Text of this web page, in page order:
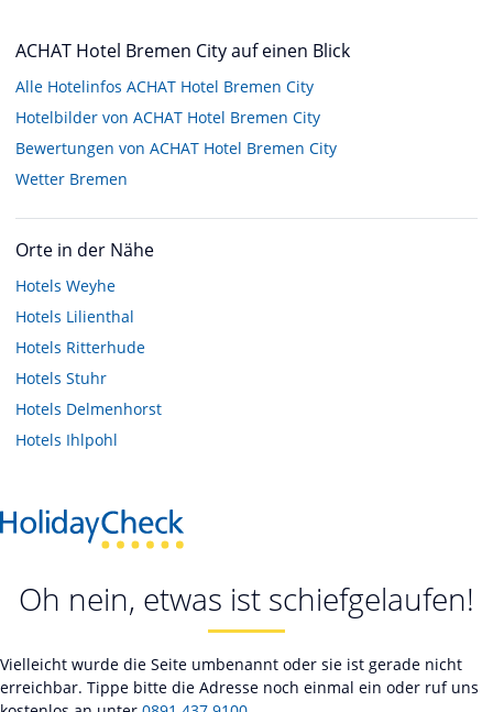
ACHAT Hotel Bremen City auf einen Blick
Alle Hotelinfos ACHAT Hotel Bremen City
Hotelbilder von ACHAT Hotel Bremen City
Bewertungen von ACHAT Hotel Bremen City
Wetter Bremen
Orte in der Nähe
Hotels Weyhe
Hotels Lilienthal
Hotels Ritterhude
Hotels Stuhr
Hotels Delmenhorst
Hotels Ihlpohl
Oh nein, etwas ist schiefgelaufen!
Vielleicht wurde die Seite umbenannt oder sie ist gerade nicht
erreichbar. Tippe bitte die Adresse noch einmal ein oder ruf uns